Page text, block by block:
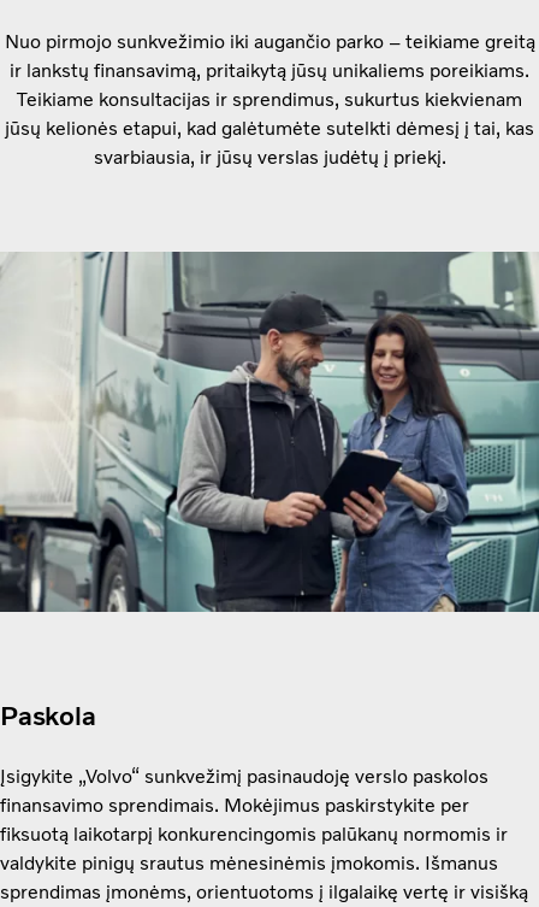
Nuo pirmojo sunkvežimio iki augančio parko – teikiame greitą
ir lankstų finansavimą, pritaikytą jūsų unikaliems poreikiams.
Teikiame konsultacijas ir sprendimus, sukurtus kiekvienam
jūsų kelionės etapui, kad galėtumėte sutelkti dėmesį į tai, kas
svarbiausia, ir jūsų verslas judėtų į priekį.
Paskola
Įsigykite „Volvo“ sunkvežimį pasinaudoję verslo paskolos
finansavimo sprendimais. Mokėjimus paskirstykite per
fiksuotą laikotarpį konkurencingomis palūkanų normomis ir
valdykite pinigų srautus mėnesinėmis įmokomis. Išmanus
sprendimas įmonėms, orientuotoms į ilgalaikę vertę ir visišką